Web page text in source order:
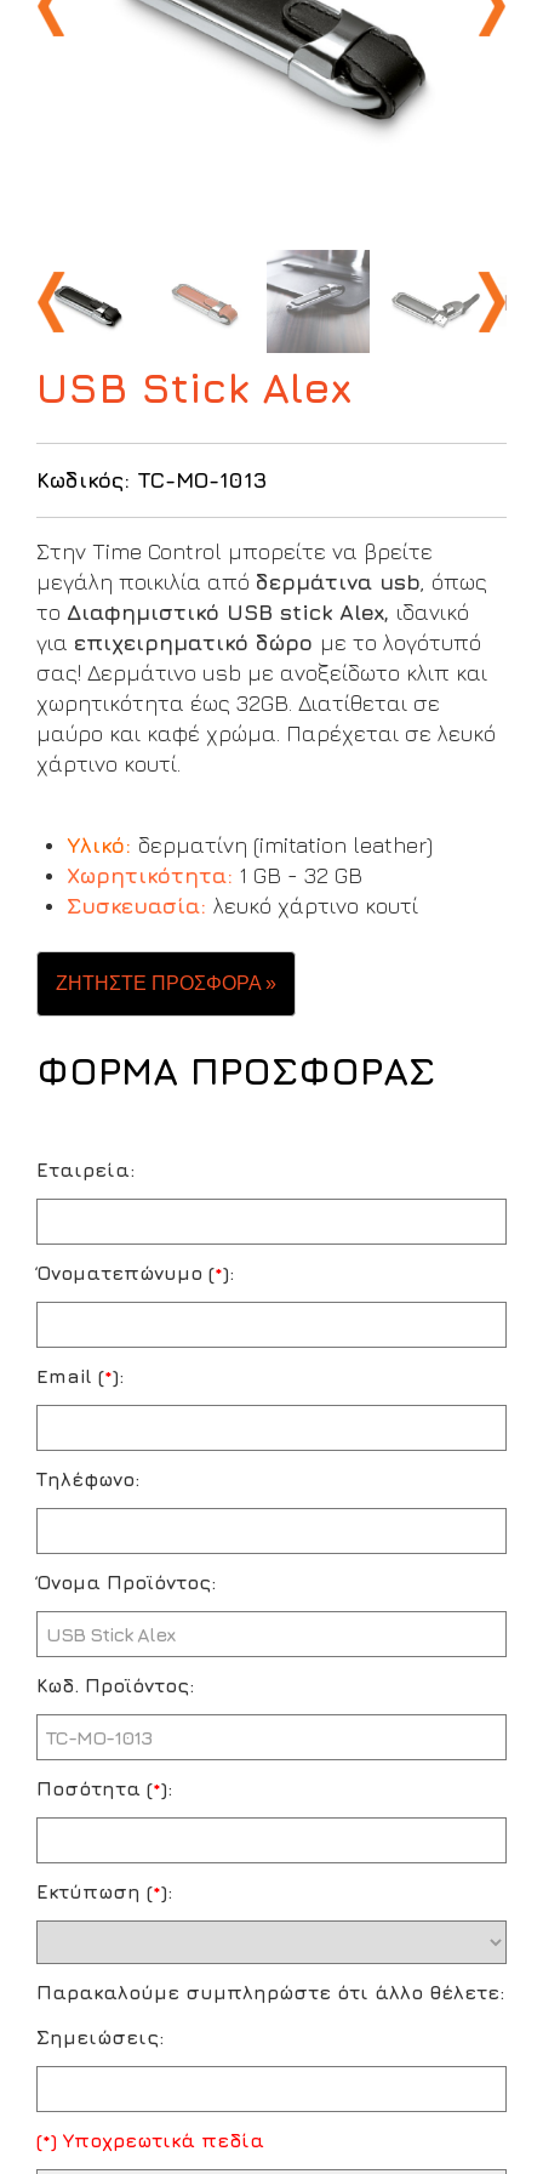
USB Stick Alex
Κωδικός: TC-MO-1013
Στην Time Control μπορείτε να βρείτε
μεγάλη ποικιλία από δερμάτινα usb , όπως
το Διαφημιστικό USB stick Alex, ιδανικό
για επιχειρηματικό δώρο με το λογότυπό
σας! Δερμάτινο usb με ανοξείδωτο κλιπ και
χωρητικότητα έως 32GB. Διατίθεται σε
μαύρο και καφέ χρώμα. Παρέχεται σε λευκό
χάρτινο κουτί.
Υλικό: δερματίνη (imitation leather)
Χωρητικότητα: 1 GB - 32 GB
Συσκευασία: λευκό χάρτινο κουτί
ΖΗΤΗΣΤΕ ΠΡΟΣΦΟΡΑ »
ΦΟΡΜΑ ΠΡΟΣΦΟΡΑΣ
Εταιρεία:
Όνοματεπώνυμο (*):
Email (*):
Τηλέφωνο:
Όνομα Προϊόντος:
Κωδ. Προϊόντος:
Ποσότητα (*):
Εκτύπωση (*):
Παρακαλούμε συμπληρώστε ότι άλλο θέλετε:
Σημειώσεις:
(*) Υποχρεωτικά πεδία